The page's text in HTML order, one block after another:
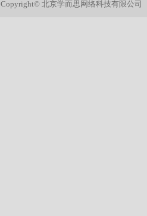
Copyright© 北京学而思网络科技有限公司